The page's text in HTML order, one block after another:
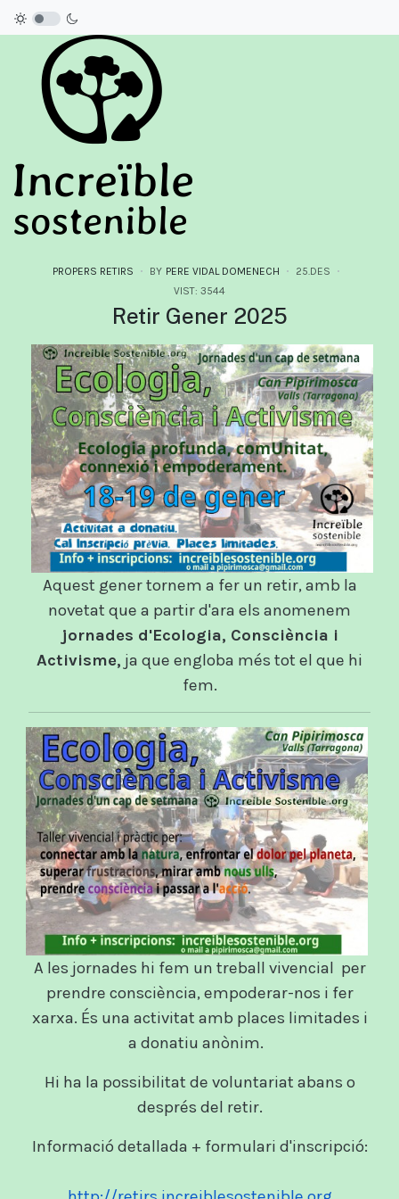
PROPERS RETIRS BY PERE VIDAL DOMENECH
25.DES
VIST: 3544
Retir Gener 2025
Aquest gener tornem a fer un retir, amb la
novetat que a partir d'ara els anomenem
jornades d'Ecologia, Consciència i
Activisme, ja que engloba més tot el que hi
fem.
A les jornades hi fem un treball vivencial per
prendre consciència, empoderar-nos i fer
xarxa. És una activitat amb places limitades i
a donatiu anònim.
Hi ha la possibilitat de voluntariat abans o
després del retir.
Informació detallada + formulari d'inscripció: